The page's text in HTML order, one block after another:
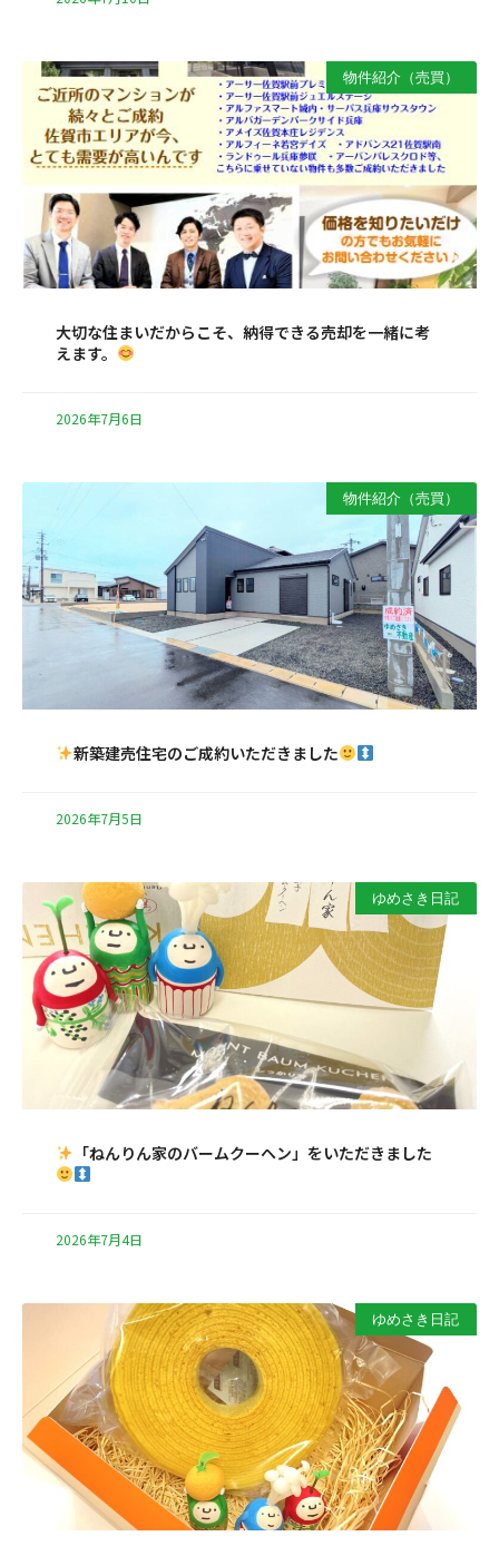
物件紹介（売買）
大切な住まいだからこそ、納得できる売却を一緒に考
えます。
2026年7月6日
物件紹介（売買）
新築建売住宅のご成約いただきました
2026年7月5日
ゆめさき日記
「ねんりん家のバームクーヘン」をいただきました
2026年7月4日
ゆめさき日記